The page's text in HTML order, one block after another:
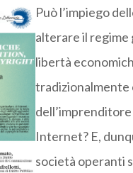
Può l’impiego
alterare il regime
libertà
tradizionalmente
Internet? E,
società operanti